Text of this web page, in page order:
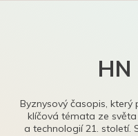
HN
Byznysový časopis,
klíčová témata ze
a technologií 21. století.